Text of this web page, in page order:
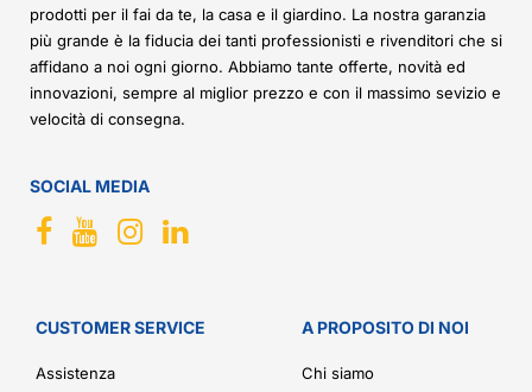
prodotti per il fai da te, la casa e il giardino. La nostra garanzia
più grande è la fiducia dei tanti professionisti e rivenditori che si
affidano a noi ogni giorno. Abbiamo tante offerte, novità ed
innovazioni, sempre al miglior prezzo e con il massimo sevizio e
velocità di consegna.
SOCIAL MEDIA
CUSTOMER SERVICE
Assistenza
A PROPOSITO DI NOI
Chi siamo